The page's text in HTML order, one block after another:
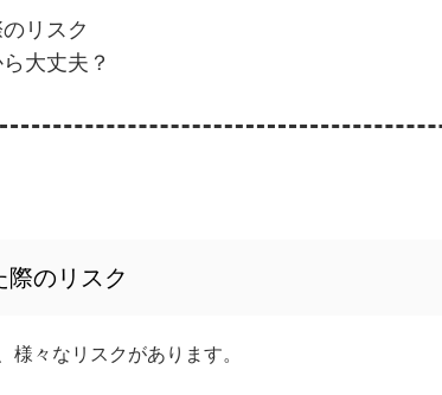
リスク
大丈夫？
際のリスク
様々なリスクがあります。